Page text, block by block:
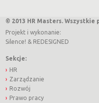
© 2013 HR Masters. Wszystkie
Projekt i wykonanie:
Silence! & REDESIGNED
Sekcje:
HR
Zarządzanie
Rozwój
Prawo pracy